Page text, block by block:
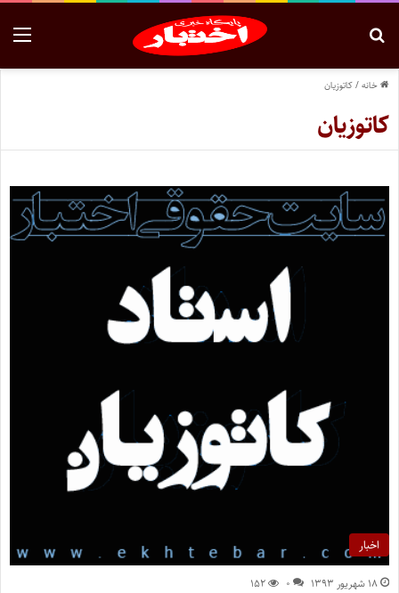
خانه/کاتوزیان
کاتوزیان
اخبار
۱۸ شهریور ۱۳۹۳ ۰ ۱۵۲